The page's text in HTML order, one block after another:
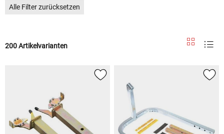
Alle Filter zurücksetzen
200 Artikelvarianten